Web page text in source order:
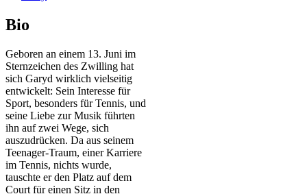
Bio
Geboren an einem 13. Juni im
Sternzeichen des Zwilling hat
sich Garyd wirklich vielseitig
entwickelt: Sein Interesse für
Sport, besonders für Tennis, und
seine Liebe zur Musik führten
ihn auf zwei Wege, sich
auszudrücken. Da aus seinem
Teenager-Traum, einer Karriere
im Tennis, nichts wurde,
tauschte er den Platz auf dem
Court für einen Sitz in den